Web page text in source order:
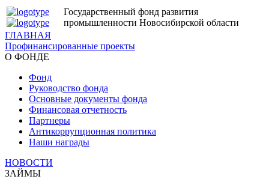
Государственный фонд развития
промышленности Новосибирской области
ГЛАВНАЯ
Профинансированные проекты
О ФОНДЕ
Фонд
Руководство фонда
Основные документы фонда
Финансовая отчетность
Партнеры
Антикоррупционная политика
Наши награды
НОВОСТИ
ЗАЙМЫ